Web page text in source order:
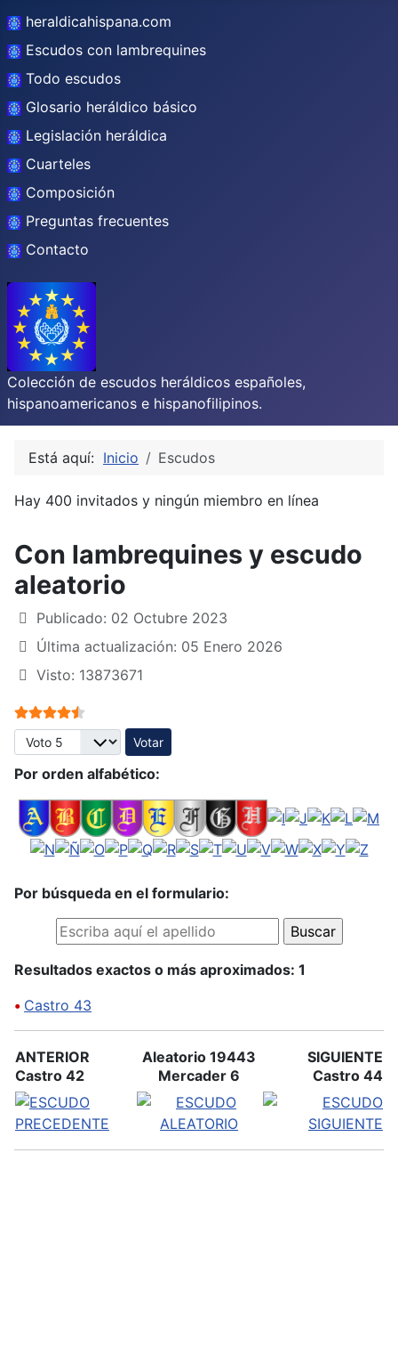
heraldicahispana.com
Escudos con lambrequines
Todo escudos
Glosario heráldico básico
Legislación heráldica
Cuarteles
Composición
Preguntas frecuentes
Contacto
Colección de escudos heráldicos españoles,
hispanoamericanos e hispanofilipinos.
Está aquí: Inicio Escudos
Hay 400 invitados y ningún miembro en línea
Con lambrequines y escudo
aleatorio
Publicado: 02 Octubre 2023
Última actualización: 05 Enero 2026
Visto: 13873671
Ratio:4.5/
Por favor, vote
Por orden alfabético:
Por búsqueda en el formulario:
Resultados exactos o más aproximados: 1
• Castro 43
ANTERIOR
Castro 42
Aleatorio 19443
Mercader 6
SIGUIENTE
Castro 44